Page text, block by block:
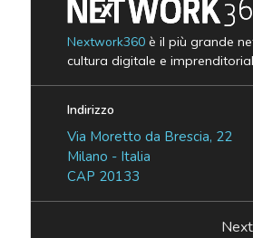
Nextwork360è il più grande
cultura digitale e
Indirizzo
Via Moretto da Brescia, 22
Milano - Italia
CAP 20133